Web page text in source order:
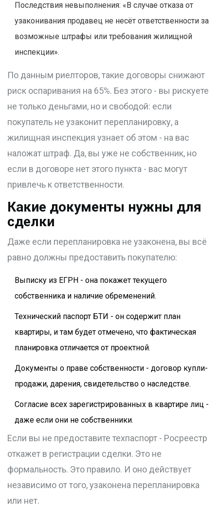
Последствия невыполнения: «В случае отказа от
узаконивания продавец не несёт ответственности за
возможные штрафы или требования жилищной
инспекции».
По данным риелторов, такие договоры снижают
риск оспаривания на 65%. Без этого - вы рискуете
не только деньгами, но и свободой: если
покупатель не узаконит перепланировку, а
жилищная инспекция узнает об этом - на вас
наложат штраф. Да, вы уже не собственник, но
если в договоре нет этого пункта - вас могут
привлечь к ответственности.
Какие документы нужны для
сделки
Даже если перепланировка не узаконена, вы всё
равно должны предоставить покупателю:
Выписку из ЕГРН - она покажет текущего
собственника и наличие обременений.
Технический паспорт БТИ - он содержит план
квартиры, и там будет отмечено, что фактическая
планировка отличается от проектной.
Документы о праве собственности - договор купли-
продажи, дарения, свидетельство о наследстве.
Согласие всех зарегистрированных в квартире лиц -
даже если они не собственники.
Если вы не предоставите техпаспорт - Росреестр
откажет в регистрации сделки. Это не
формальность. Это правило. И оно действует
независимо от того, узаконена перепланировка
или нет.